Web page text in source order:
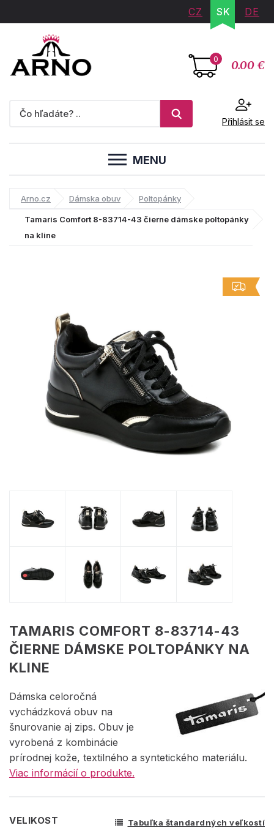
CZ SK DE
0 0.00 €
Přihlásit se
MENU
Arno.cz Dámska obuv Poltopánky
Tamaris Comfort 8-83714-43 čierne dámske poltopánky
na kline
TAMARIS COMFORT 8-83714-43
ČIERNE DÁMSKE POLTOPÁNKY NA
KLINE
Dámska celoročná
vychádzková obuv na
šnurovanie aj zips. Obuv je
vyrobená z kombinácie
prírodnej kože, textilného a syntetického materiálu.
Viac informácií o produkte.
VELIKOST Tabuľka štandardných veľkostí